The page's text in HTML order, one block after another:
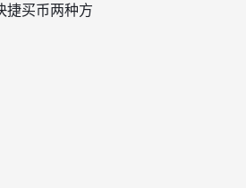
捷买币两种方